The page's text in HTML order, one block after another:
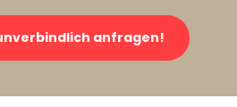
anfragen!